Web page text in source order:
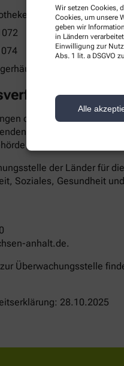
Wir setzen Cookies,
Cookies, um unsere
geben wir
in Ländern
Einwilligung zur
Abs. 1 lit. a DSGVO
Alle
online.de
Str. 9 06526
und
oder Anfragen zur
Die
wenden:
der Länder für
Soziales, Gesundheit
​anhalt.de.
Überwachungsstelle
28.10.2025